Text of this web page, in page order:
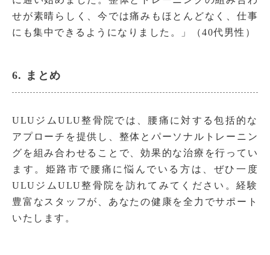
せが素晴らしく、今では痛みもほとんどなく、仕事
にも集中できるようになりました。」（40代男性）
6. まとめ
ULUジムULU整骨院では、腰痛に対する包括的な
アプローチを提供し、整体とパーソナルトレーニン
グを組み合わせることで、効果的な治療を行ってい
ます。姫路市で腰痛に悩んでいる方は、ぜひ一度
ULUジムULU整骨院を訪れてみてください。経験
豊富なスタッフが、あなたの健康を全力でサポート
いたします。